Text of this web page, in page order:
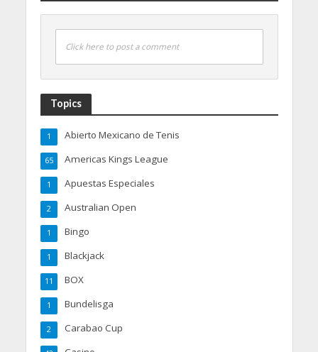
Click here to post a comment
Topics
Abierto Mexicano de Tenis
1
Americas Kings League
65
Apuestas Especiales
1
Australian Open
2
Bingo
1
Blackjack
1
BOX
11
Bundelisga
1
Carabao Cup
2